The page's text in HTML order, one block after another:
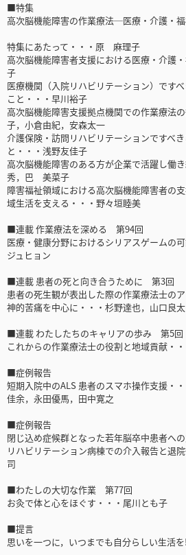
■特集
高次脳機能障害の作業療法─医療・介護・
特集にあたって・・・原 麻理子
高次脳機能障害者支援における医療・介護
子
医療機関（入院リハビリテーション）です
こと・・・早川裕子
高次脳機能障害支援拠点機関での作業療法
子，小倉由紀，安森太一
介護保険・訪問リハビリテーションですべ
と・・・浅野友佳子
高次脳機能障害のある方が企業で活躍し働
秀，巴 美菜子
障害福祉領域における高次脳機能障害者の
域生活を支える・・・野々垣睦美
■連載 作業療法を深める 第94回
医療・健康分野におけるシリアスゲームの
ジュヒョン
■連載 患者の死と向き合うために 第3回
患者の死生観が表出した際の作業療法士の
神的苦痛を中心に・・・杉野達也，山口良太
■連載 わたしたちのキャリアの歩み 第5回
これからの作業療法士の役割と地域貢献・
■症例報告
短期入院中のALS 患者のスマホ操作支援・
佳余，永田優馬，田中寛之
■症例報告
閉じ込め症候群となった若年脳卒中患者へ
リハビリテーション病棟での介入報告と退
司
■わたしの大切な作業 第77回
お灸で体と心をほぐす・・・尾川とも子
■提言
思いを一つに，いつまでも自分らしい生活